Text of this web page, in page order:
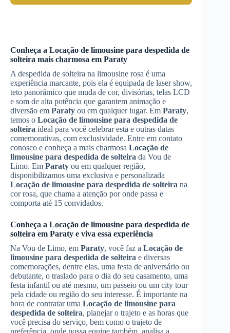
Conheça a Locação de limousine para despedida de
solteira mais charmosa em Paraty
A despedida de solteira na limousine rosa é uma
experiência marcante, pois ela é equipada de laser show,
teto panorâmico que muda de cor, divisórias, telas LCD
e som de alta potência que garantem animação e
diversão em Paraty ou em qualquer lugar. Em Paraty,
temos o Locação de limousine para despedida de
solteira ideal para você celebrar esta e outras datas
comemorativas, com exclusividade. Entre em contato
conosco e conheça a mais charmosa Locação de
limousine para despedida de solteira da Vou de
Limo. Em Paraty ou em qualquer região,
disponibilizamos uma exclusiva e personalizada
Locação de limousine para despedida de solteira na
cor rosa, que chama a atenção por onde passa e
comporta até 15 convidados.
Conheça a Locação de limousine para despedida de
solteira em Paraty e viva essa experiência
Na Vou de Limo, em Paraty, você faz a Locação de
limousine para despedida de solteira e diversas
comemorações, dentre elas, uma festa de aniversário ou
debutante, o traslado para o dia do seu casamento, uma
festa infantil ou até mesmo, um passeio ou um city tour
pela cidade ou região do seu interesse. É importante na
hora de contratar uma Locação de limousine para
despedida de solteira, planejar o trajeto e as horas que
você precisa do serviço, bem como o trajeto de
preferência, onde nossa equipe também, analisa a